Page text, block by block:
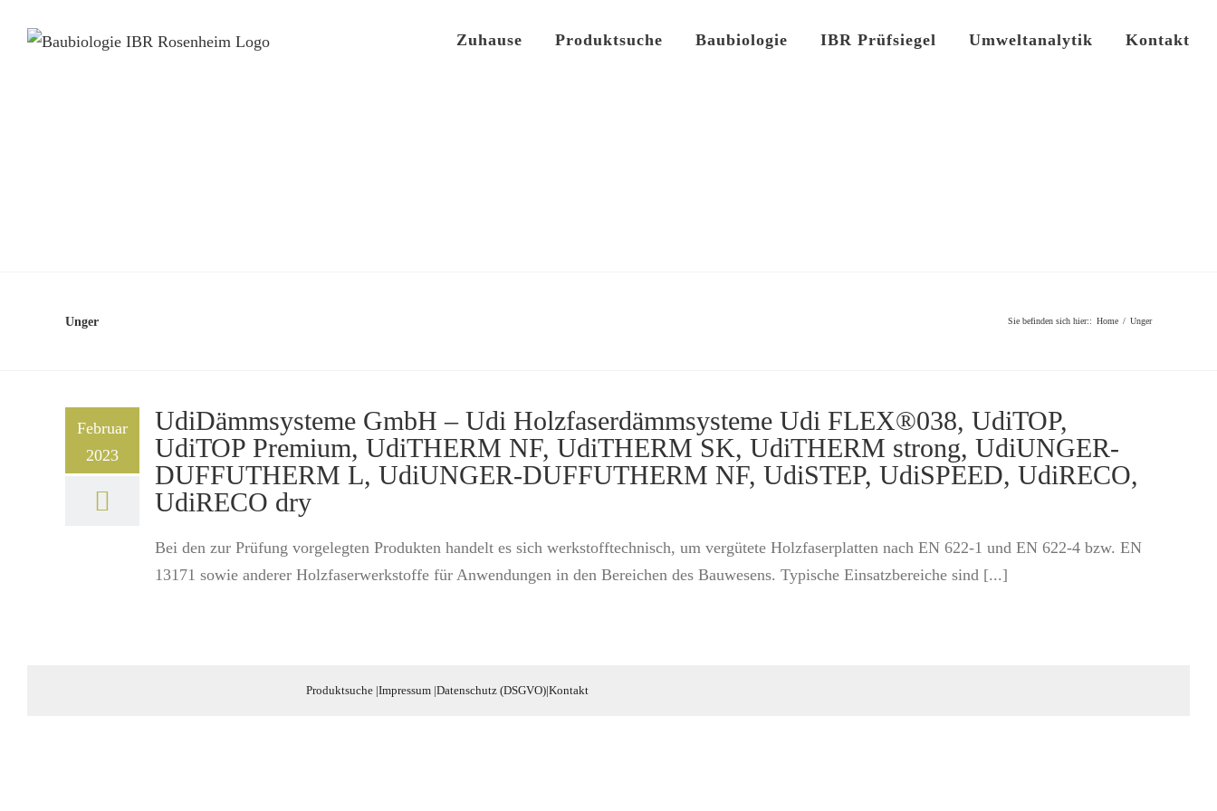
Zuhause Produktsuche Baubiologie IBR Prüfsiegel Umweltanalytik Kontakt
Unger Sie befinden sich hier:: Home / Unger
Februar
2023
UdiDämmsysteme GmbH – Udi Holzfaserdämmsysteme Udi FLEX®038, UdiTOP,
UdiTOP Premium, UdiTHERM NF, UdiTHERM SK, UdiTHERM strong, UdiUNGER-
DUFFUTHERM L, UdiUNGER-DUFFUTHERM NF, UdiSTEP, UdiSPEED, UdiRECO,
UdiRECO dry
Bei den zur Prüfung vorgelegten Produkten handelt es sich werkstofftechnisch, um vergütete Holzfaserplatten nach EN 622-1 und EN 622-4 bzw. EN
13171 sowie anderer Holzfaserwerkstoffe für Anwendungen in den Bereichen des Bauwesens. Typische Einsatzbereiche sind [...]
Produktsuche|Impressum|Datenschutz (DSGVO)|Kontakt